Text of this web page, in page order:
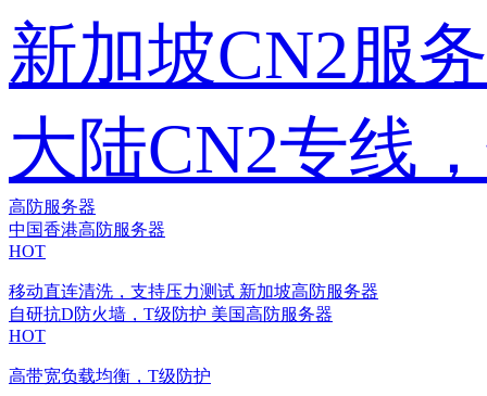
新加坡CN2服
大陆CN2专线
高防服务器
中国香港高防服务器
HOT
移动直连清洗，支持压力测试 新加坡高防服务器
自研抗D防火墙，T级防护 美国高防服务器
HOT
高带宽负载均衡，T级防护